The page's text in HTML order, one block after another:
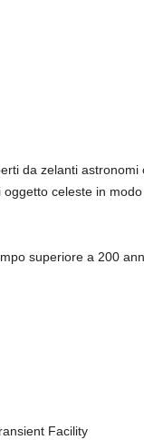
da zelanti
celeste in
superiore a 200
Facility